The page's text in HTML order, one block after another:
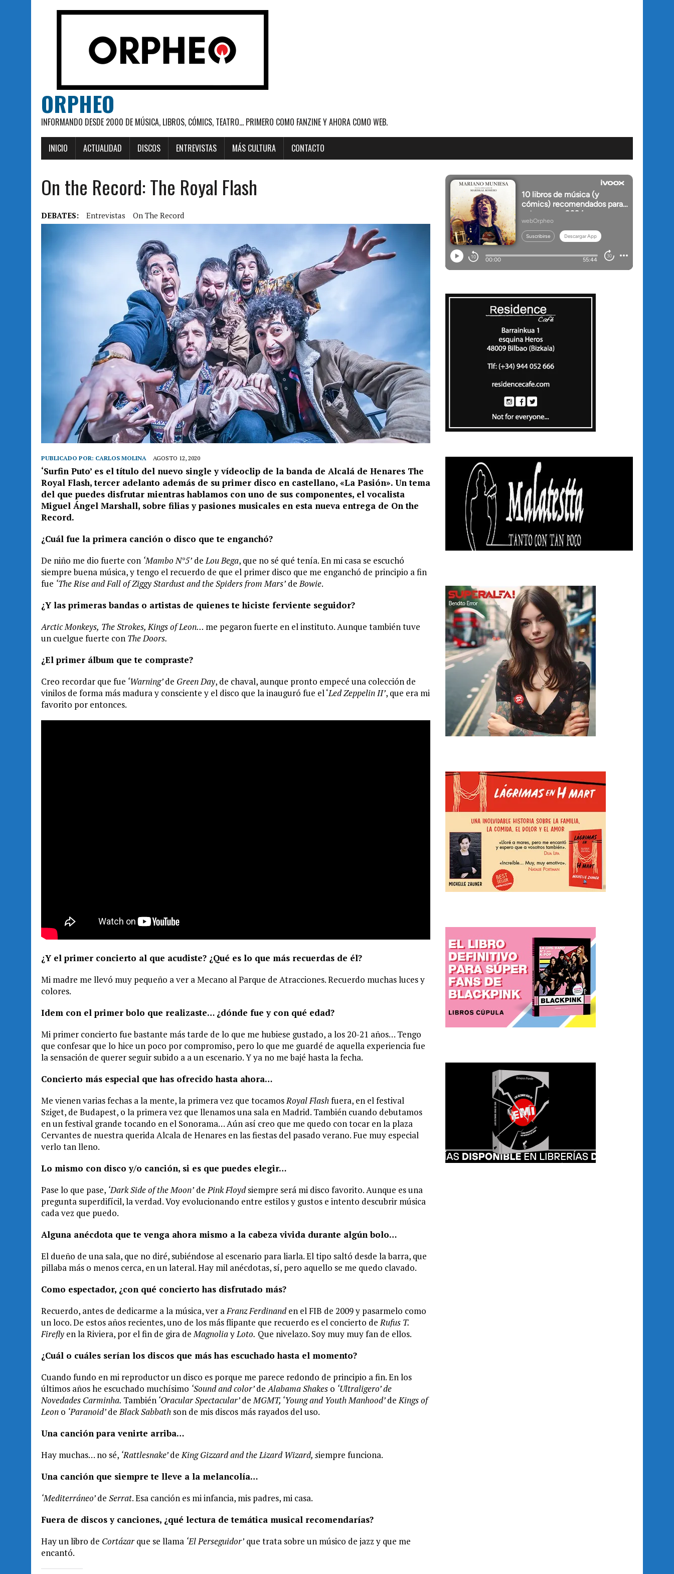
ORPHEO
INFORMANDO DESDE 2000 DE MÚSICA, LIBROS, CÓMICS, TEATRO... PRIMERO COMO FANZINE Y AHORA COMO WEB.
INICIO ACTUALIDAD DISCOS ENTREVISTAS MÁS CULTURA CONTACTO
On the Record: The Royal Flash
DEBATES: Entrevistas On The Record
PUBLICADO POR: CARLOS MOLINA AGOSTO 12, 2020
‘Surfin Puto’ es el título del nuevo single y vídeoclip de la banda de Alcalá de Henares The
Royal Flash, tercer adelanto además de su primer disco en castellano, «La Pasión». Un tema
del que puedes disfrutar mientras hablamos con uno de sus componentes, el vocalista
Miguel Ángel Marshall, sobre filias y pasiones musicales en esta nueva entrega de On the
Record.
¿Cuál fue la primera canción o disco que te enganchó?
De niño me dio fuerte con ‘Mambo N°5’ deLou Bega, que no sé qué tenía. En mi casa se escuchó
siempre buena música, y tengo el recuerdo de que el primer disco que me enganchó de principio a fin
fue ‘The Rise and Fall of Ziggy Stardust and the Spiders from Mars’ deBowie.
¿Y las primeras bandas o artistas de quienes te hiciste ferviente seguidor?
Arctic Monkeys, The Strokes, Kings of Leon… me pegaron fuerte en el instituto. Aunque también tuve
un cuelgue fuerte con The Doors.
¿El primer álbum que te compraste?
Creo recordar que fue ‘Warning’de Green Day, de chaval, aunque pronto empecé una colección de
vinilos de forma más madura y consciente y el disco que la inauguró fue el ‘Led Zeppelin II’, que era mi
favorito por entonces.
¿Y el primer concierto al que acudiste? ¿Qué es lo que más recuerdas de él?
Mi madre me llevó muy pequeño a ver a Mecano al Parque de Atracciones. Recuerdo muchas luces y
colores.
Idem con el primer bolo que realizaste… ¿dónde fue y con qué edad?
Mi primer concierto fue bastante más tarde de lo que me hubiese gustado, a los 20-21 años… Tengo
que confesar que lo hice un poco por compromiso, pero lo que me guardé de aquella experiencia fue
la sensación de querer seguir subido a a un escenario. Y ya no me bajé hasta la fecha.
Concierto más especial que has ofrecido hasta ahora…
Me vienen varias fechas a la mente, la primera vez que tocamosRoyal Flashfuera, en el festival
Sziget, de Budapest, o la primera vez que llenamos una sala en Madrid. También cuando debutamos
en un festival grande tocando en el Sonorama… Aún así creo que me quedo con tocar en la plaza
Cervantes de nuestra querida Alcala de Henares en las fiestas del pasado verano. Fue muy especial
verlo tan lleno.
Lo mismo con disco y/o canción, si es que puedes elegir…
Pase lo que pase, ‘Dark Side of the Moon’ dePink Floydsiempre será mi disco favorito. Aunque es una
pregunta superdifícil, la verdad. Voy evolucionando entre estilos y gustos e intento descubrir música
cada vez que puedo.
Alguna anécdota que te venga ahora mismo a la cabeza vivida durante algún bolo…
El dueño de una sala, que no diré, subiéndose al escenario para liarla. El tipo saltó desde la barra, que
pillaba más o menos cerca, en un lateral. Hay mil anécdotas, sí, pero aquello se me quedo clavado.
Como espectador, ¿con qué concierto has disfrutado más?
Recuerdo, antes de dedicarme a la música, ver aFranz Ferdinanden el FIB de 2009 y pasarmelo como
un loco. De estos años recientes, uno de los más flipante que recuerdo es el concierto deRufus T.
Firefly en la Riviera, por el fin de gira deMagnoliayLoto. Que nivelazo. Soy muy muy fan de ellos.
¿Cuál o cuáles serían los discos que más has escuchado hasta el momento?
Cuando fundo en mi reproductor un disco es porque me parece redondo de principio a fin. En los
últimos años he escuchado muchísimo ‘Sound and color’deAlabama Shakes o ‘Ultraligero’ de
Novedades Carminha. También ‘Oracular Spectacular’deMGMT, ‘Young and Youth Manhood’deKings of
Leon o ‘Paranoid’deBlack Sabbath son de mis discos más rayados del uso.
Una canción para venirte arriba…
Hay muchas… no sé, ‘Rattlesnake’deKing Gizzard and the Lizard Wizard, siempre funciona.
Una canción que siempre te lleve a la melancolía…
‘Mediterráneo’de Serrat. Esa canción es mi infancia, mis padres, mi casa.
Fuera de discos y canciones, ¿qué lectura de temática musical recomendarías?
Hay un libro de Cortázar que se llama ‘El Perseguidor’ que trata sobre un músico de jazz y que me
encantó.